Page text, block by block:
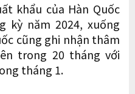
khẩu của Hàn Quốc
kỳ năm 2024, xuống
cũng ghi nhận thâm
trong 20 tháng với
tháng 1.